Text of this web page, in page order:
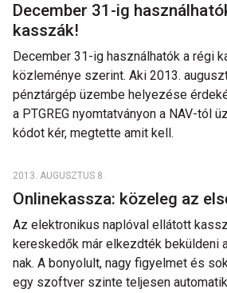
December 31-ig
kasszák!
December 31-ig használhatók a régi
közleménye szerint. Aki 2013.
pénztárgép üzembe helyezése
a PTGREG nyomtatványon a NAV-tól
kódot kér, megtette amit kell.
2013. AUGUSZTUS 8.
Onlinekassza: közeleg az
Az elektronikus naplóval ellátott
kereskedők már elkezdték beküldeni
nak. A bonyolult, nagy figyelmet és
egy szoftver szinte teljesen